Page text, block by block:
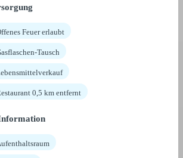
Feuer erlaubt
Tausch
0,5 km entfernt